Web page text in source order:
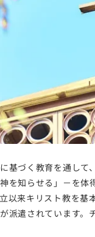
基づく教育を通し
を知らせる」－を
以来キリスト教を基
派遣されています